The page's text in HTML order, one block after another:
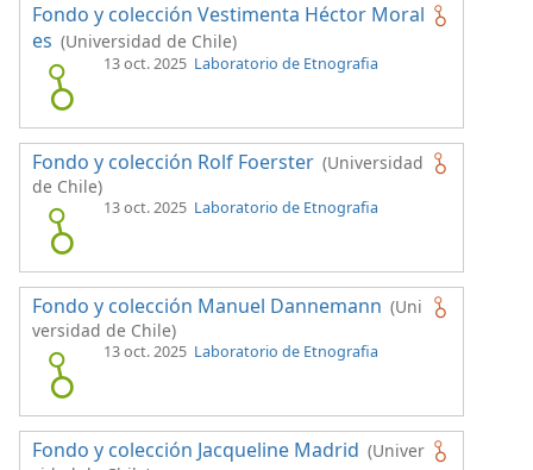
Fondo y colección Vestimenta Héctor Moral
es (Universidad de Chile)
13 oct. 2025 Laboratorio de Etnografia
Fondo y colección Rolf Foerster (Universidad
de Chile)
13 oct. 2025 Laboratorio de Etnografia
Fondo y colección Manuel Dannemann (Uni
versidad de Chile)
13 oct. 2025 Laboratorio de Etnografia
Fondo y colección Jacqueline Madrid (Univer